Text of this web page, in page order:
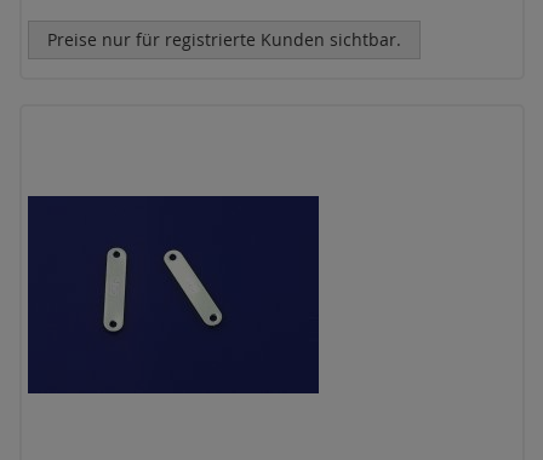
Preise nur für registrierte Kunden sichtbar.